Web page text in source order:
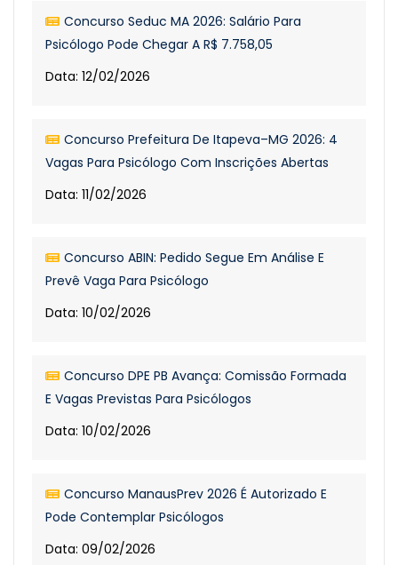
Concurso Seduc MA 2026: Salário Para
Psicólogo Pode Chegar A R$ 7.758,05
Data: 12/02/2026
Concurso Prefeitura De Itapeva–MG 2026: 4
Vagas Para Psicólogo Com Inscrições Abertas
Data: 11/02/2026
Concurso ABIN: Pedido Segue Em Análise E
Prevê Vaga Para Psicólogo
Data: 10/02/2026
Concurso DPE PB Avança: Comissão Formada
E Vagas Previstas Para Psicólogos
Data: 10/02/2026
Concurso ManausPrev 2026 É Autorizado E
Pode Contemplar Psicólogos
Data: 09/02/2026